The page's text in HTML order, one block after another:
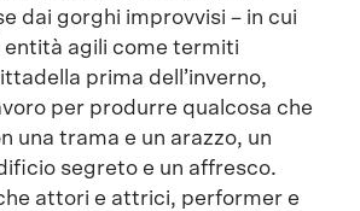
dai gorghi improvvisi – in cui
entità agili come termiti
prima dell’inverno,
per produrre qualcosa che
una trama e un arazzo, un
segreto e un affresco.
attori e attrici, performer e